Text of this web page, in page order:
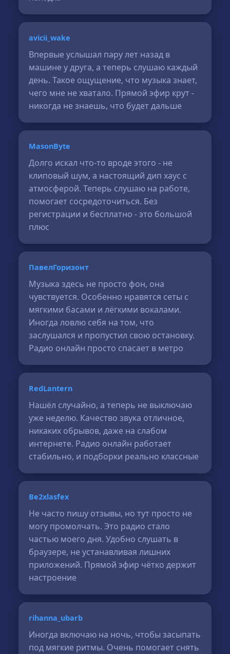
avicii_wake
Впервые услышал пару лет назад в
машине у друга, а теперь слушаю каждый
день. Такое ощущение, что музыка знает,
чего мне не хватало. Прямой эфир крут -
никогда не знаешь, что будет дальше
MasonByte
Долго искал что-то вроде этого - не
клиповый шум, а настоящий дип хаус с
атмосферой. Теперь слушаю на работе,
помогает сосредоточиться. Без
регистрации и бесплатно - это большой
плюс
ПавелГоризонт
Музыка здесь не просто фон, она
чувствуется. Особенно нравятся сеты с
мягкими басами и лёгкими вокалами.
Иногда ловлю себя на том, что
заслушался и пропустил свою остановку.
Радио онлайн просто спасает в метро
RedLantern
Нашёл случайно, а теперь не выключаю
уже неделю. Качество звука отличное,
никаких обрывов, даже на слабом
интернете. Радио онлайн работает
стабильно, и подборки реально классные
Be2xlasfex
Не часто пишу отзывы, но тут просто не
могу промолчать. Это радио стало
частью моего дня. Удобно слушать в
браузере, не устанавливая лишних
приложений. Прямой эфир чётко держит
настроение
rihanna_ubarb
Иногда включаю на ночь, чтобы засыпать
под мягкие ритмы. Очень помогает снять